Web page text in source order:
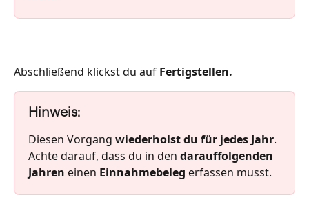
Abschließend klickst du auf Fertigstellen.
Hinweis:
Diesen Vorgang wiederholst du für jedes Jahr.
Achte darauf, dass du in den darauffolgenden
Jahren einen Einnahmebeleg erfassen musst.